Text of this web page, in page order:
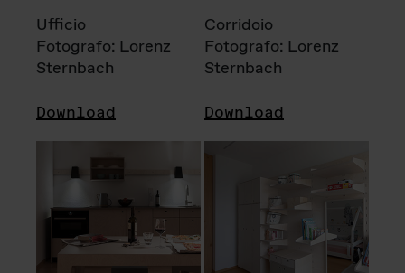
Ufficio
Fotografo: Lorenz
Sternbach
Download
Corridoio
Fotografo: Lorenz
Sternbach
Download